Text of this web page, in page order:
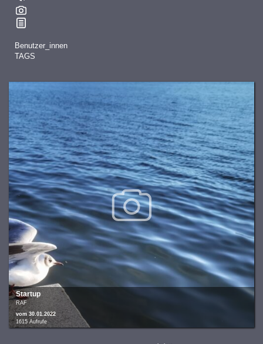
Startup
RAF
vom 30.01.2022
1615 Aufrufe
Benutzer_innen
TAGS